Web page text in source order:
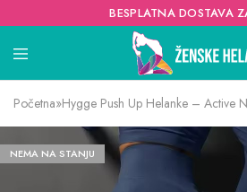
BESPLATNA DOSTAVA
Početna»Hygge Push Up Helanke – Active
NEMA NA STANJU